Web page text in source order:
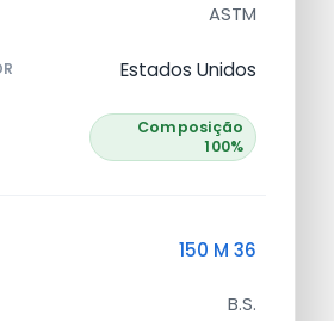
ASTM
Estados Unidos
Composição
100%
150 M 36
B.S.